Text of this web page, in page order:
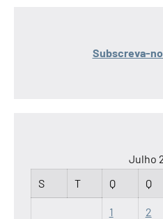
Subscreva-
Julho
S
T Q Q
1 2